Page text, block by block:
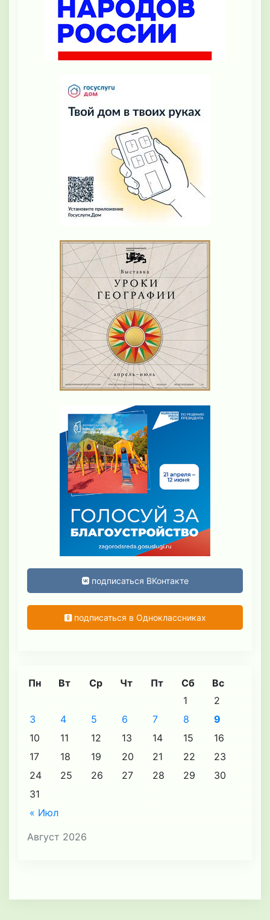
подписаться ВКонтакте
подписаться в Одноклассниках
Август 2026
Пн Вт Ср Чт Пт Сб Вс
« Июл
1
2
3
4 5 6 7 8
9
10
11 12 13 14 15
16
17
18 19 20 21 22
23
24
25 26 27 28 29
30
31